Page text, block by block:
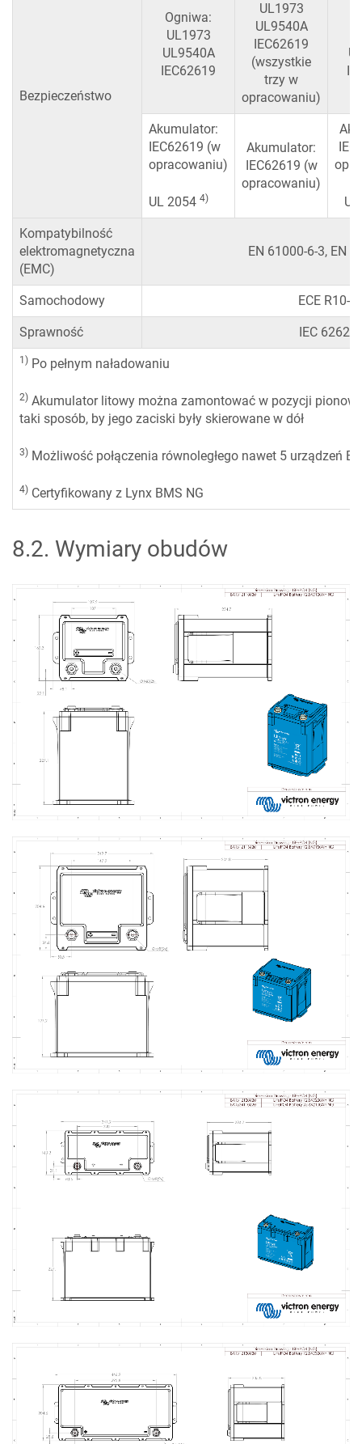
Bezpieczeństwo
Ogniwa:
UL1973
UL9540A
IEC62619
UL1973
UL9540A
IEC62619
(wszystkie
trzy w
opracowaniu)
Akumulator:
IEC62619 (w
opracowaniu)
UL 2054 4)
Akumulator:
IEC62619 (w
opracowaniu)
Kompatybilność
elektromagnetyczna
(EMC)
EN 61000-6-3, EN
Samochodowy ECE R10-6
Sprawność IEC 62620
1) Po pełnym naładowaniu
2) Akumulator litowy można zamontować w pozycji
taki sposób, by jego zaciski były skierowane w dół
3) Możliwość połączenia równoległego nawet 5 urządzeń
4) Certyfikowany z Lynx BMS NG
8.2. Wymiary obudów